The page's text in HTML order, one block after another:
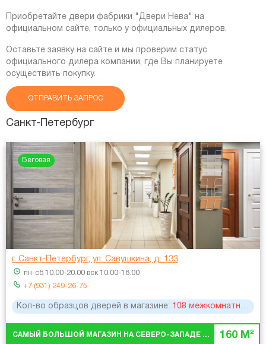
Приобретайте двери фабрики "Двери Нева" на
официальном сайте, только у официальных дилеров.
Оставьте заявку на сайте и мы проверим статус
официального дилера компании, где Вы планируете
осуществить покупку.
ОТПРАВИТЬ ЗАПРОС
Санкт-Петербург
Беговая
г. Санкт-Петербург, ул. Савушкина, д. 133
пн-сб 10.00-20.00 вск 10.00-18.00
+7 (931) 249-26-75
Кол-во образцов дверей в магазине: 108 межкомнатных, 28 металлических
САМЫЙ БОЛЬШОЙ МАГАЗИН НА СЕВЕРО-ЗАПАДЕ ГОРОДА 160 М 2